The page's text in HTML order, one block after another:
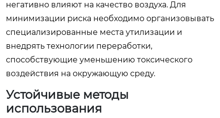
негативно влияют на качество воздуха. Для
минимизации риска необходимо организовывать
специализированные места утилизации и
внедрять технологии переработки,
способствующие уменьшению токсического
воздействия на окружающую среду.
Устойчивые методы
использования